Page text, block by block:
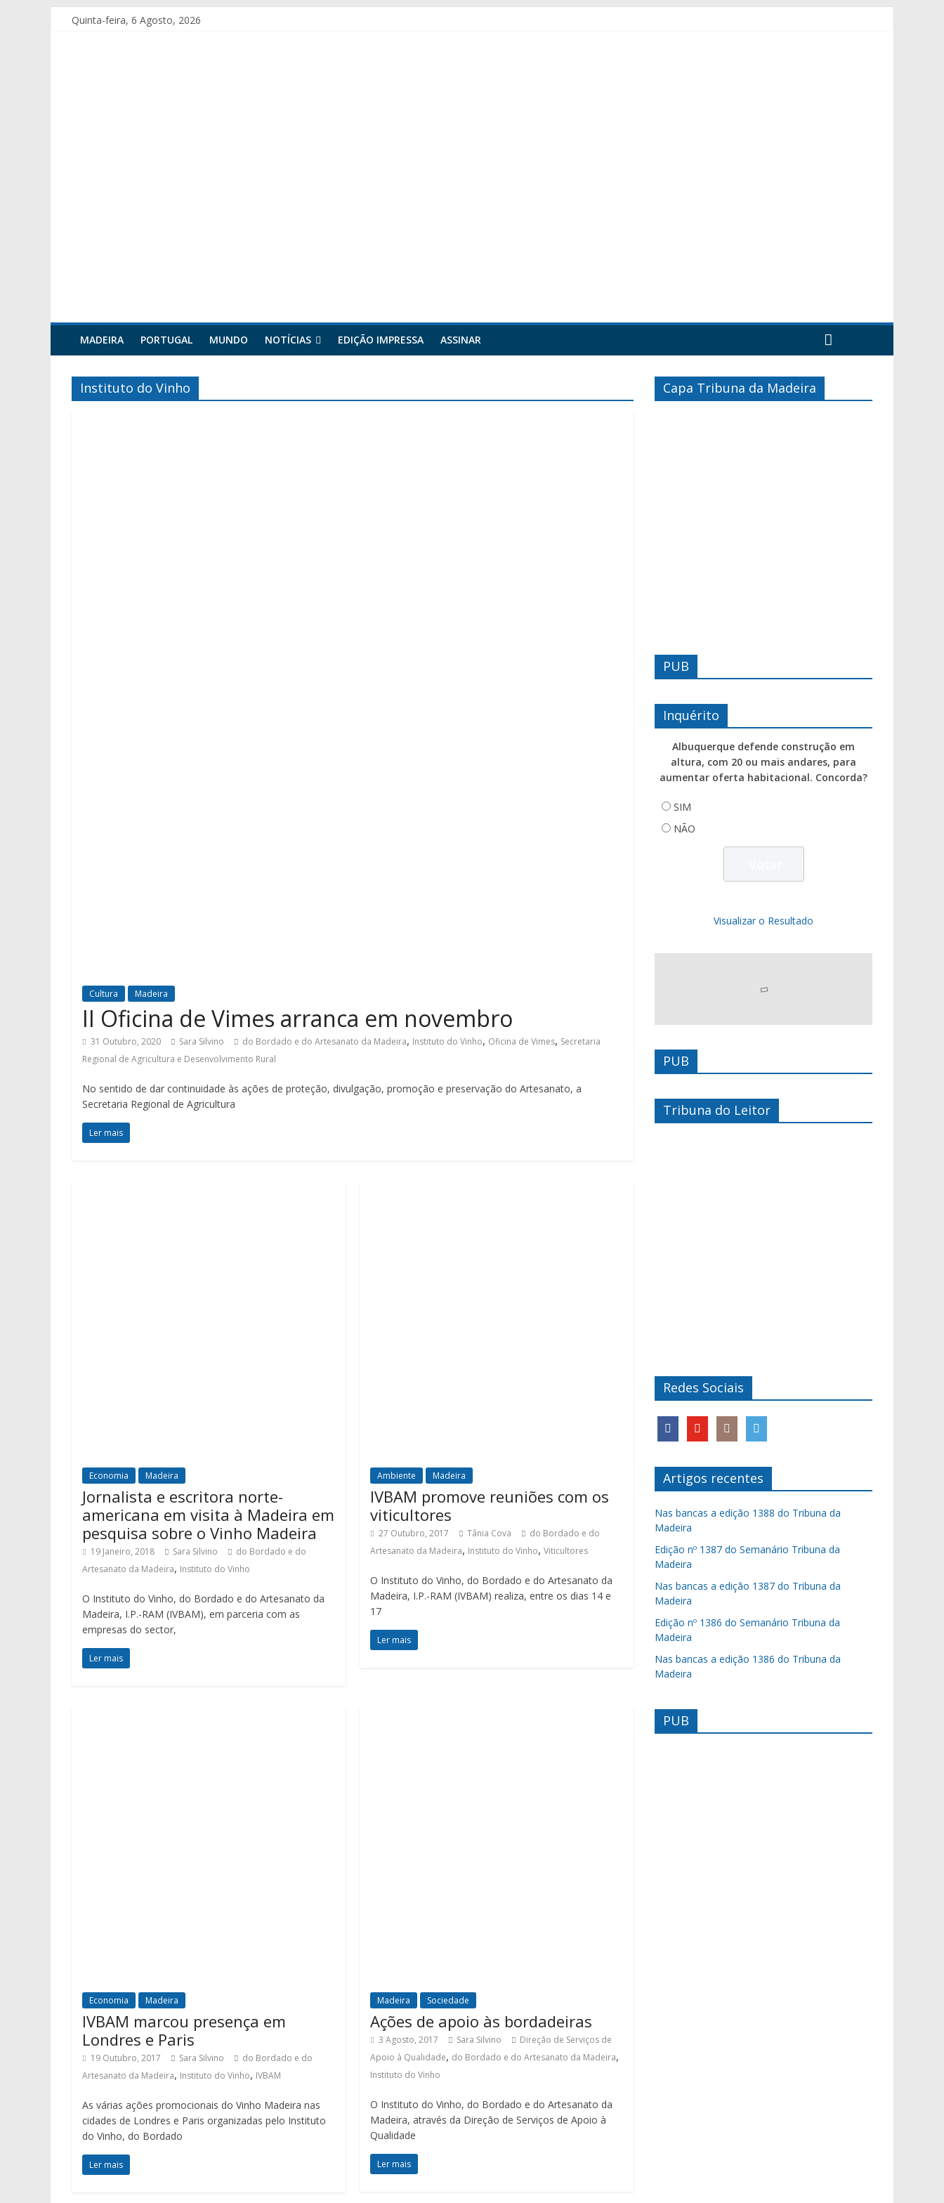
Quinta-feira, 6 Agosto, 2026
MADEIRA PORTUGAL MUNDO NOTÍCIAS EDIÇÃO IMPRESSA ASSINAR
Instituto do Vinho
Cultura Madeira
II Oficina de Vimes arranca em novembro
31 Outubro, 2020 Sara Silvino do Bordado e do Artesanato da Madeira, Instituto do Vinho, Oficina de Vimes, Secretaria
Regional de Agricultura e Desenvolvimento Rural
No sentido de dar continuidade às ações de proteção, divulgação, promoção e preservação do Artesanato, a
Secretaria Regional de Agricultura
Ler mais
Economia Madeira
Jornalista e escritora norte-
americana em visita à Madeira em
pesquisa sobre o Vinho Madeira
19 Janeiro, 2018 Sara Silvino
do Bordado e do
Artesanato da Madeira, Instituto do Vinho
O Instituto do Vinho, do Bordado e do Artesanato da
Madeira, I.P.-RAM (IVBAM), em parceria com as
empresas do sector,
Ler mais
Ambiente Madeira
IVBAM promove reuniões com os
viticultores
27 Outubro, 2017 Tânia Cova
do Bordado e do
Artesanato da Madeira, Instituto do Vinho,Viticultores
O Instituto do Vinho, do Bordado e do Artesanato da
Madeira, I.P.-RAM (IVBAM) realiza, entre os dias 14 e
17
Ler mais
Economia Madeira
IVBAM marcou presença em
Londres e Paris
19 Outubro, 2017 Sara Silvino
do Bordado e do
Artesanato da Madeira, Instituto do Vinho, IVBAM
As várias ações promocionais do Vinho Madeira nas
cidades de Londres e Paris organizadas pelo Instituto
do Vinho, do Bordado
Ler mais
Madeira Sociedade
Ações de apoio às bordadeiras
3 Agosto, 2017 Sara Silvino
Direção de Serviços de
Apoio à Qualidade, do Bordado e do Artesanato da Madeira,
Instituto do Vinho
O Instituto do Vinho, do Bordado e do Artesanato da
Madeira, através da Direção de Serviços de Apoio à
Qualidade
Ler mais
Capa Tribuna da Madeira
PUB
Inquérito
Albuquerque defende construção em
altura, com 20 ou mais andares, para
aumentar oferta habitacional. Concorda?
SIM
NÃO
Visualizar o Resultado
PUB
Tribuna do Leitor
Redes Sociais
Artigos recentes
Nas bancas a edição 1388 do Tribuna da
Madeira
Edição nº 1387 do Semanário Tribuna da
Madeira
Nas bancas a edição 1387 do Tribuna da
Madeira
Edição nº 1386 do Semanário Tribuna da
Madeira
Nas bancas a edição 1386 do Tribuna da
Madeira
PUB